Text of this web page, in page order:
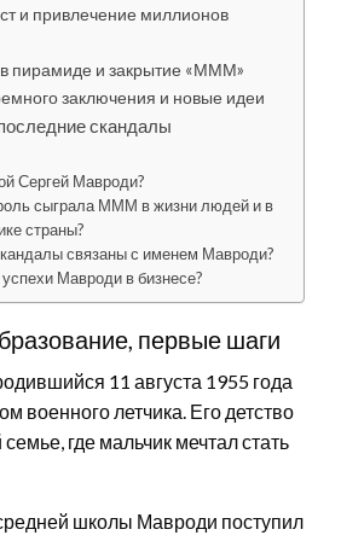
и привлечение миллионов
пирамиде и закрытие «МММ»
заключения и новые идеи
скандалы
Сергей Мавроди?
сыграла МММ в жизни людей и в
страны?
связаны с именем Мавроди?
Мавроди в бизнесе?
первые шаги
11 августа 1955 года
военного летчика. Его детство
где мальчик мечтал стать
школы Мавроди поступил